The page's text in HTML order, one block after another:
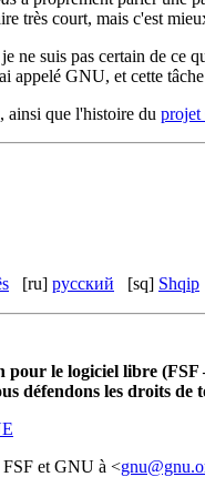
très court, mais c'est
ne suis pas certain de
appelé GNU, et cette
, ainsi que l'histoire du
[ru] русский [sq] Shqip
pour le logiciel libre (FSF
défendons les droits de
FSF et GNU à <